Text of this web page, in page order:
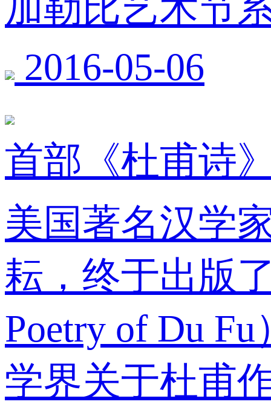
加勒比艺术节
2016-05-06
首部《杜甫诗
美国著名汉学
耘，终于出版
Poetry of Du
学界关于杜甫